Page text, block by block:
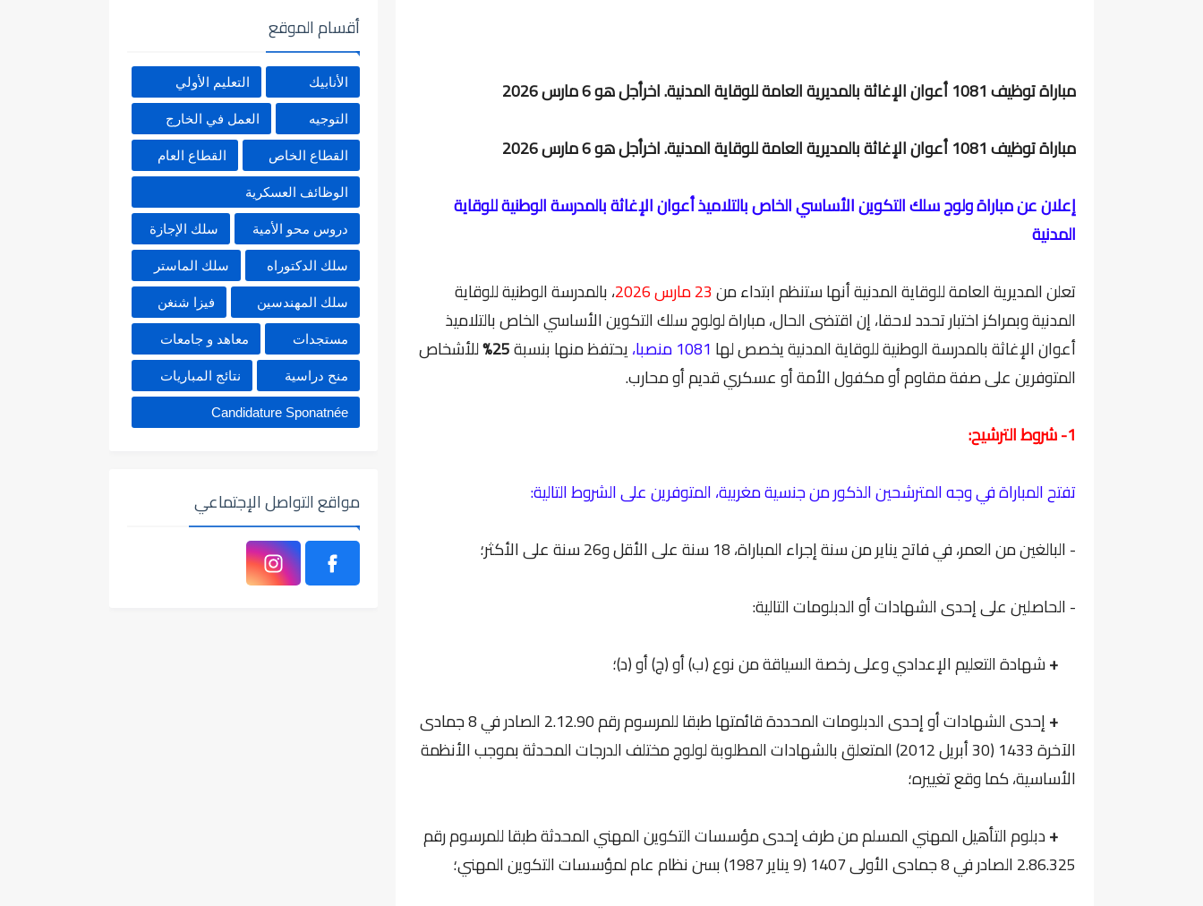
مباراة توظيف 1081 أعوان الإغاثة بالمديرية العامة للوقاية المدنية. اخرأجل هو 6 مارس 2026
مباراة توظيف 1081 أعوان الإغاثة بالمديرية العامة للوقاية المدنية. اخرأجل هو 6 مارس 2026
إعلان عن مباراة ولوج سلك التكوين الأساسي الخاص بالتلاميذ أعوان الإغاثة بالمدرسة الوطنية للوقاية
المدنية
تعلن المديرية العامة للوقاية المدنية أنها ستنظم ابتداء من
، بالمدرسة الوطنية للوقاية
المدنية وبمراكز اختبار تحدد لاحقا، إن اقتضى الحال، مباراة لولوج سلك التكوين الأساسي الخاص بالتلاميذ
أعوان الإغاثة بالمدرسة الوطنية للوقاية المدنية يخصص لها 1081 منصبا، يحتفظ منها بنسبة25% للأشخاص
المتوفرين على صفة مقاوم أو مكفول الأمة أو عسكري قديم أو محارب.
1- شروط الترشيح:
تفتح المباراة في وجه المترشحين الذكور من جنسية مغربية، المتوفرين على الشروط التالية:
- البالغين من العمر، في فاتح يناير من سنة إجراء المباراة، 18 سنة على الأقل و26 سنة على الأكثر؛
- الحاصلين على إحدى الشهادات أو الدبلومات التالية:
+شهادة التعليم الإعدادي وعلى رخصة السياقة من نوع (ب) أو (ج) أو (د)؛
+
إحدى الشهادات أو إحدى الدبلومات المحددة قائمتها طبقا للمرسوم رقم 2.12.90 الصادر في 8 جمادى
الآخرة 1433 (30 أبريل 2012) المتعلق بالشهادات المطلوبة لولوج مختلف الدرجات المحدثة بموجب الأنظمة
الأساسية، كما وقع تغييره؛
+دبلوم التأهيل المهني المسلم من طرف إحدى مؤسسات التكوين المهني المحدثة طبقا للمرسوم رقم
2.86.325 الصادر في 8 جمادى الأولى 1407 (9 يناير 1987) بسن نظام عام لمؤسسات التكوين المهني؛
أقسام الموقع
الأنابيك التعليم الأولي
التوجيه العمل في الخارج
القطاع الخاص القطاع العام
الوظائف العسكرية
دروس محو الأمية سلك الإجازة
سلك الدكتوراه سلك الماستر
سلك المهندسين فيزا شنغن
مستجدات معاهد و جامعات
منح دراسية نتائج المباريات
Candidature Sponatnée
مواقع التواصل الإجتماعي